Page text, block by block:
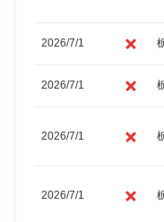
2026/7/1
2026/7/1
2026/7/1
2026/7/1